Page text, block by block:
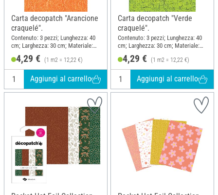
Carta decopatch "Arancione
craquelé".
Contenuto: 3 pezzi; Lunghezza: 40
cm; Larghezza: 30 cm; Materiale:
4,29 € (1 m2 = 12,22 €)
Aggiungi al carrello
Carta decopatch "Verde
craquelé".
Contenuto: 3 pezzi; Lunghezza: 40
cm; Larghezza: 30 cm; Materiale:
4,29 € (1 m2 = 12,22 €)
Aggiungi al carrello